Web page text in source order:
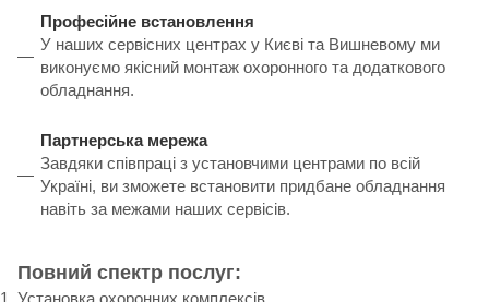
Професійне встановлення
У наших сервісних центрах у Києві та Вишневому ми
виконуємо якісний монтаж охоронного та додаткового
обладнання.
Партнерська мережа
Завдяки співпраці з установчими центрами по всій
Україні, ви зможете встановити придбане обладнання
навіть за межами наших сервісів.
Повний спектр послуг:
Установка охоронних комплексів.